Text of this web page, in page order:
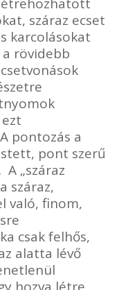
száraz ecset
karcolásokat
a rövidebb
pontozás a
pont szerű
„száraz
száraz,
való, finom,
csak felhős,
alatta lévő